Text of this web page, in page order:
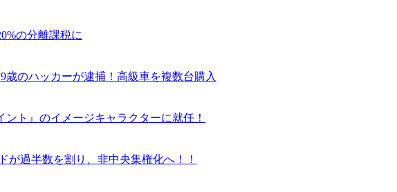
の分離課税に
のハッカーが逮捕！高級車を複数台購入
ト』のイメージキャラクターに就任！
が過半数を割り、非中央集権化へ！！